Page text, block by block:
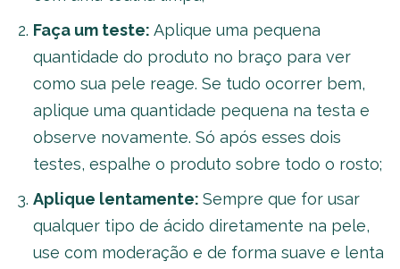
Faça um teste: Aplique uma pequena
quantidade do produto no braço para ver
como sua pele reage. Se tudo ocorrer bem,
aplique uma quantidade pequena na testa e
observe novamente. Só após esses dois
testes, espalhe o produto sobre todo o rosto;
Aplique lentamente: Sempre que for usar
qualquer tipo de ácido diretamente na pele,
use com moderação e de forma suave e lenta